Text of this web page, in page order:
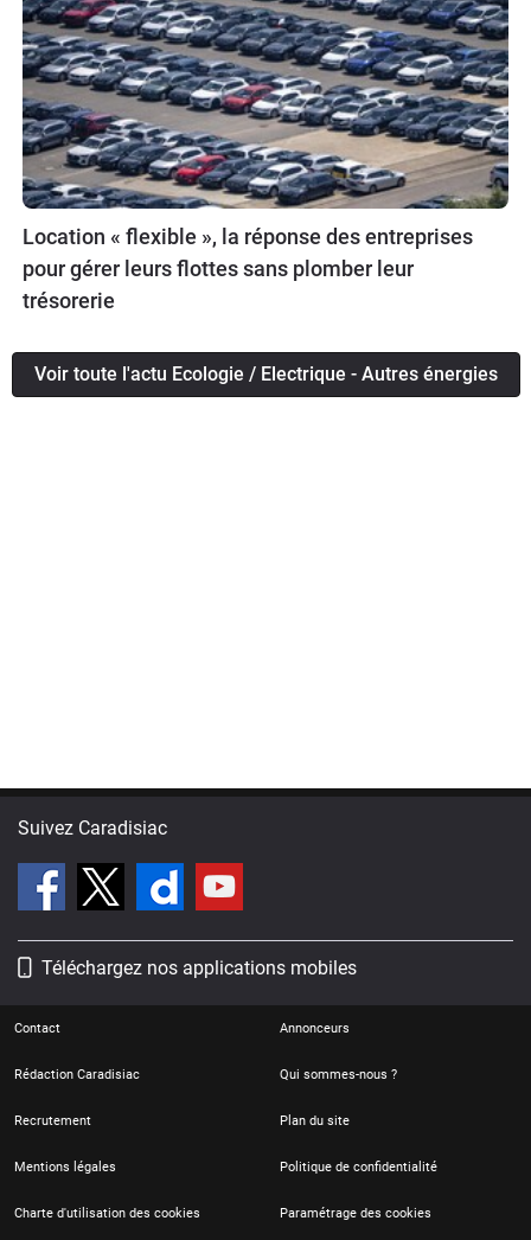
Location « flexible », la réponse des entreprises
pour gérer leurs flottes sans plomber leur
trésorerie
Voir toute l'actu Ecologie / Electrique - Autres énergies
Suivez Caradisiac
Téléchargez nos applications mobiles
Contact Annonceurs
Rédaction Caradisiac Qui sommes-nous ?
Recrutement Plan du site
Mentions légales Politique de confidentialité
Charte d'utilisation des cookies Paramétrage des cookies